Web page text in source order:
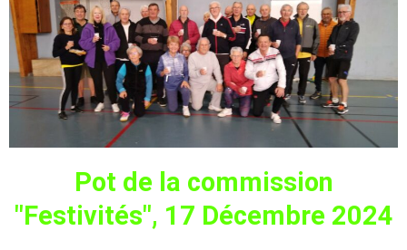
Pot de la commission
"Festivités", 17 Décembre 2024